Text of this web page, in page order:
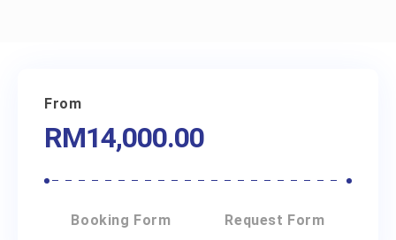
From
RM14,000.00
Booking Form Request Form